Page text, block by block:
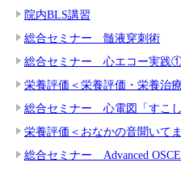
院内BLS講習
総合セミナー 髄液穿刺術
総合セミナー 心エコー実践
栄養評価＜栄養評価・栄養治
総合セミナー 心電図「すこ
栄養評価＜おなかの音聞いて
総合セミナー Advanced OSCE